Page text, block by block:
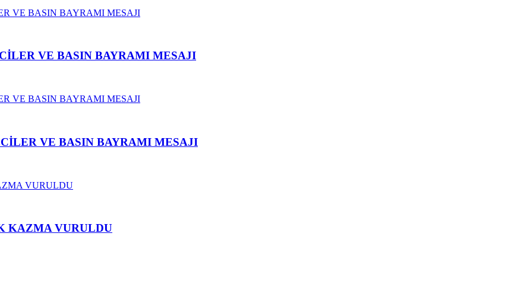
VE BASIN BAYRAMI MESAJI
VE BASIN BAYRAMI MESAJI
KAZMA VURULDU